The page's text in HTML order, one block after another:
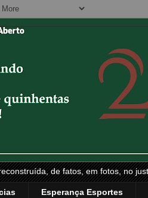
de fatos, em fotos, no
Esperança Esportes